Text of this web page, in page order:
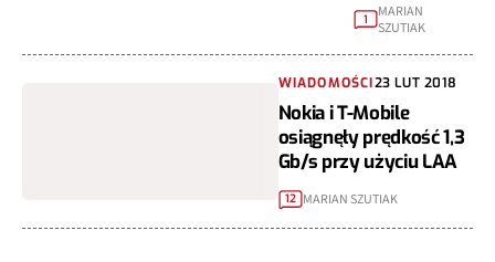
1
MARIAN
SZUTIAK
WIADOMOŚCI23 LUT 2018
Nokia i T-Mobile
osiągnęły prędkość 1,3
Gb/s przy użyciu LAA
12 MARIAN SZUTIAK